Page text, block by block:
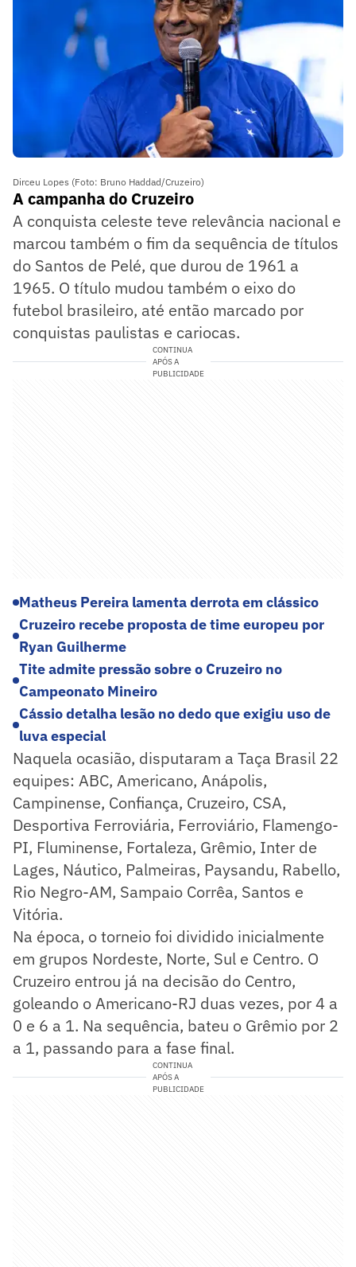
Dirceu Lopes (Foto: Bruno Haddad/Cruzeiro)
A campanha do Cruzeiro
A conquista celeste teve relevância nacional e
marcou também o fim da sequência de títulos
do Santos de Pelé, que durou de 1961 a
1965. O título mudou também o eixo do
futebol brasileiro, até então marcado por
conquistas paulistas e cariocas.
CONTINUA
APÓS A
PUBLICIDADE
Matheus Pereira lamenta derrota em clássico
Cruzeiro recebe proposta de time europeu por
Ryan Guilherme
Tite admite pressão sobre o Cruzeiro no
Campeonato Mineiro
Cássio detalha lesão no dedo que exigiu uso de
luva especial
Naquela ocasião, disputaram a Taça Brasil 22
equipes: ABC, Americano, Anápolis,
Campinense, Confiança, Cruzeiro, CSA,
Desportiva Ferroviária, Ferroviário, Flamengo-
PI, Fluminense, Fortaleza, Grêmio, Inter de
Lages, Náutico, Palmeiras, Paysandu, Rabello,
Rio Negro-AM, Sampaio Corrêa, Santos e
Vitória.
Na época, o torneio foi dividido inicialmente
em grupos Nordeste, Norte, Sul e Centro. O
Cruzeiro entrou já na decisão do Centro,
goleando o Americano-RJ duas vezes, por 4 a
0 e 6 a 1. Na sequência, bateu o Grêmio por 2
a 1, passando para a fase final.
CONTINUA
APÓS A
PUBLICIDADE